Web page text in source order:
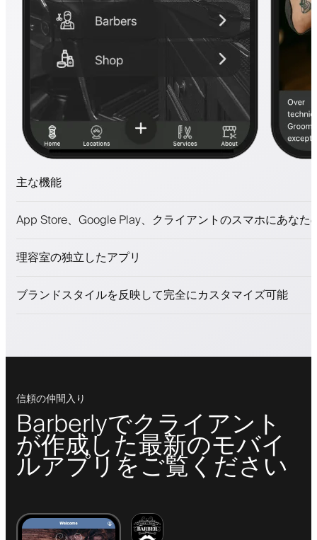
主な機能
支払い、保証金
ロイヤリティプログラムでクライアントを引きつける
プッシュ、SMS、メール通知
App Store、Google Play、クライアントのスマホにあなた
理容室の独立したアプリ
ブランドスタイルを反映して完全にカスタマイズ可能
信頼の仲間入り
Barberlyでクライアント
が作成した最新のモバイ
ルアプリをご覧ください